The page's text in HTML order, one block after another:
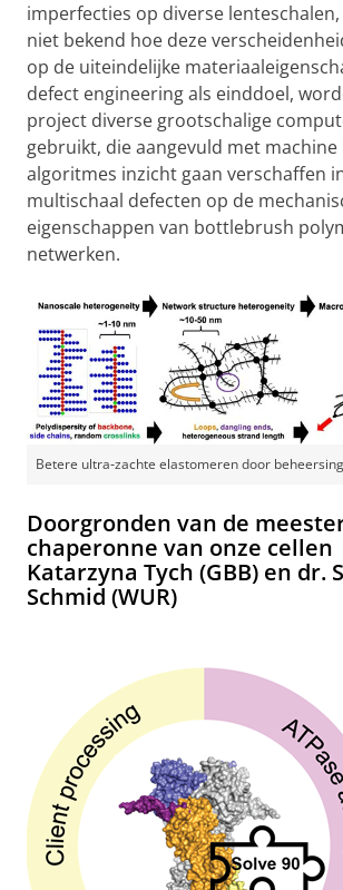
imperfecties op diverse
niet bekend hoe deze
op de uiteindelijke
defect engineering als einddoel,
project diverse grootschalige
gebruikt, die aangevuld met
algoritmes inzicht gaan verschaffen
multischaal defecten op de
eigenschappen van bottlebrush
netwerken.
Betere ultra‐zachte elastomeren door
Doorgronden van de
chaperonne van onze cellen
Katarzyna Tych (GBB) en dr.
Schmid (WUR)